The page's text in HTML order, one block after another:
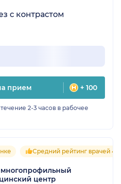
с контрастом
прием + 100
2-3 часов в рабочее
Средний рейтинг врачей 4.6
центр